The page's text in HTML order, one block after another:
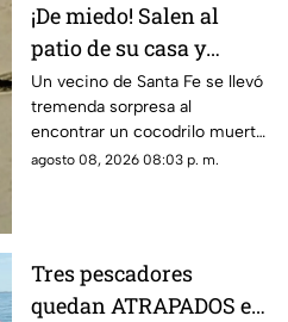
¡De miedo! Salen al
patio de su casa y
encuentran un
cocodrilo SIN VIDA;
pasó en Santa Fe
Un vecino de Santa Fe se llevó
tremenda sorpresa al
encontrar un cocodrilo muerto
en el patio de su casa sin que
agosto 08, 2026 08:03 p. m.
Tres pescadores
quedan ATRAPADOS en